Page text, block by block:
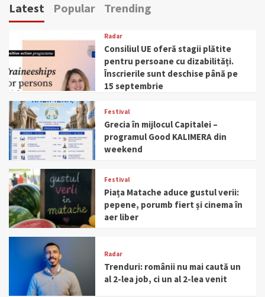
Latest Popular Trending
Radar
Consiliul UE oferă stagii plătite
pentru persoane cu dizabilități.
Înscrierile sunt deschise până pe
15 septembrie
Festival
Grecia în mijlocul Capitalei –
programul Good KALIMERA din
weekend
Festival
Piața Matache aduce gustul verii:
pepene, porumb fiert și cinema în
aer liber
Radar
Trenduri: românii nu mai caută un
al 2-lea job, ci un al 2-lea venit